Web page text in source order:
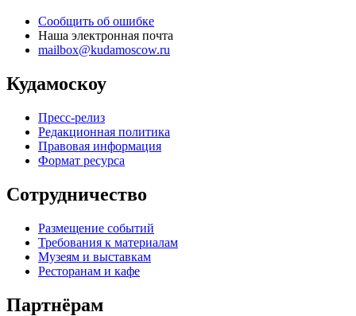
Сообщить об ошибке
Наша электронная почта
mailbox@kudamoscow.ru
Кудамоскоу
Пресс-релиз
Редакционная политика
Правовая информация
Формат ресурса
Сотрудничество
Размещение событий
Требования к материалам
Музеям и выставкам
Ресторанам и кафе
Партнёрам